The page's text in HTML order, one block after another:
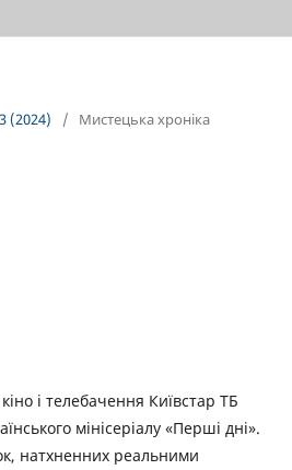
(2024) / Мистецька хроніка
і телебачення Київстар ТБ
мінісеріалу «Перші дні».
натхненних реальними